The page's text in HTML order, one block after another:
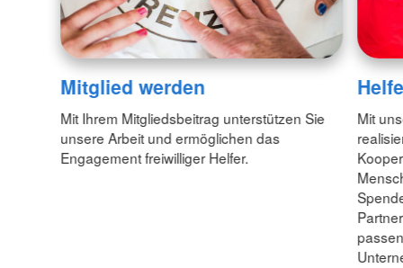
Mitglied werden
Mit Ihrem Mitgliedsbeitrag unterstützen Sie
unsere Arbeit und ermöglichen das
Engagement freiwilliger Helfer.
Mit